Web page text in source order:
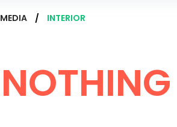
MEDIA / INTERIOR